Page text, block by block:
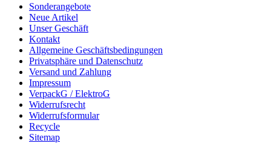
Sonderangebote
Neue Artikel
Unser Geschäft
Kontakt
Allgemeine Geschäftsbedingungen
Privatsphäre und Datenschutz
Versand und Zahlung
Impressum
VerpackG / ElektroG
Widerrufsrecht
Widerrufsformular
Recycle
Sitemap